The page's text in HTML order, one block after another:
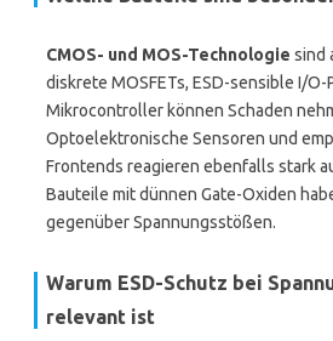
CMOS- und MOS-Technologie sind
diskrete MOSFETs, ESD-sensible I/O-
Mikrocontroller können Schaden
Optoelektronische Sensoren und
Frontends reagieren ebenfalls stark
Bauteile mit dünnen Gate-Oxiden
gegenüber Spannungsstößen.
Warum ESD-Schutz bei
relevant ist